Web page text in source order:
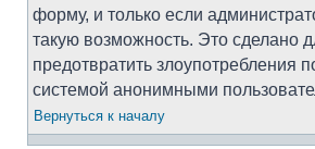
форму, и только если
такую возможность. Это сделано
предотвратить злоупотребления
системой анонимными
Вернуться к началу